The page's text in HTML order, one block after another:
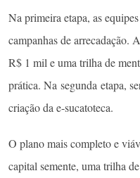
Na primeira etapa, as
campanhas de arrecadação.
R$ 1 mil e uma trilha de
prática. Na segunda etapa,
criação da e-sucatoteca.
O plano mais completo e
capital semente, uma trilha